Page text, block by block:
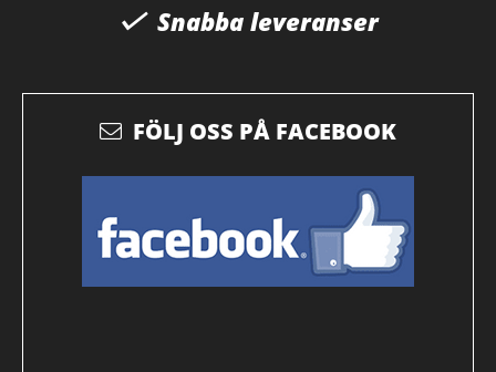
Snabba leveranser
FÖLJ OSS PÅ FACEBOOK